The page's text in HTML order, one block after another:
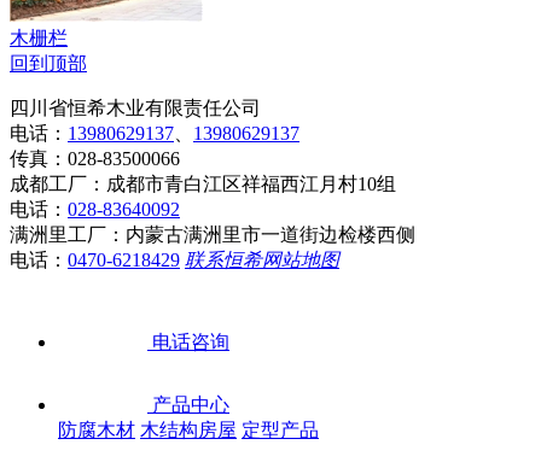
木栅栏
回到顶部
四川省恒希木业有限责任公司
电话： 13980629137
13980629137
传真：028-83500066
成都工厂：成都市青白江区祥福西江月村10组
电话： 028-83640092
满洲里工厂：内蒙古满洲里市一道街边检楼西侧
电话： 0470-6218429 联系恒希网站地图
电话咨询
产品中心
防腐木材 木结构房屋 定型产品